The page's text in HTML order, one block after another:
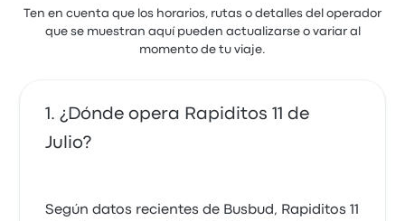
Ten en cuenta que los horarios, rutas o detalles del operador
que se muestran aquí pueden actualizarse o variar al
momento de tu viaje.
¿Dónde opera Rapiditos 11 de
Julio?
Según datos recientes de Busbud, Rapiditos 11